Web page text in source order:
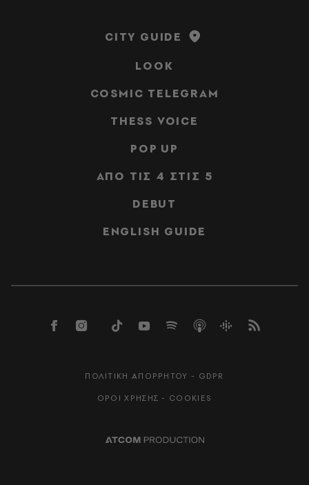
CITY GUIDE
LOOK
COSMIC TELEGRAM
THESS VOICE
POP UP
ΑΠΟ ΤΙΣ 4 ΣΤΙΣ 5
DEBUT
ENGLISH GUIDE
ΠΟΛΙΤΙΚΗ ΑΠΟΡΡΗΤΟΥ - GDPR
ΟΡΟΙ ΧΡΗΣΗΣ - COOKIES